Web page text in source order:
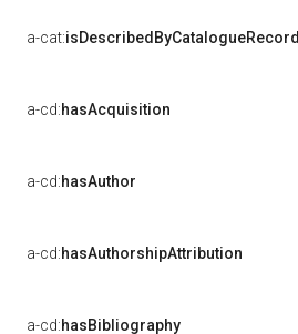
a-cat:isDescribedByCatalogueRecord
a-cd:hasAcquisition
a-cd:hasAuthor
a-cd:hasAuthorshipAttribution
a-cd:hasBibliography